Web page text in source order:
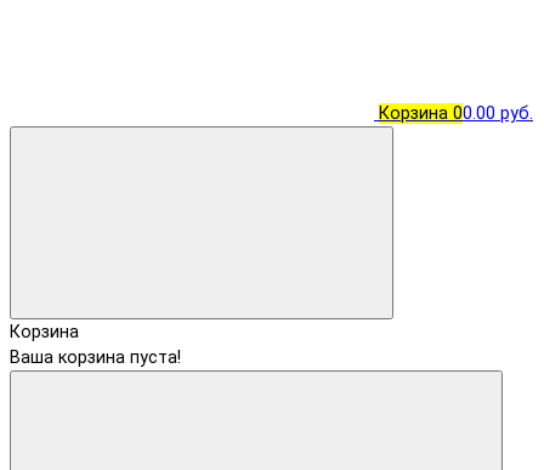
Корзина 00.00 руб.
Корзина
Ваша корзина пуста!